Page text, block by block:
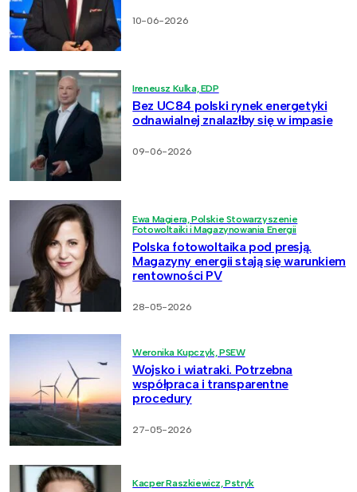
10-06-2026
Ireneusz Kulka, EDP
Bez UC84 polski rynek energetyki
odnawialnej znalazłby się w impasie
09-06-2026
Ewa Magiera, Polskie Stowarzyszenie
Fotowoltaiki i Magazynowania Energii
Polska fotowoltaika pod presją.
Magazyny energii stają się warunkiem
rentowności PV
28-05-2026
Weronika Kupczyk, PSEW
Wojsko i wiatraki. Potrzebna
współpraca i transparentne
procedury
27-05-2026
Kacper Raszkiewicz, Pstryk